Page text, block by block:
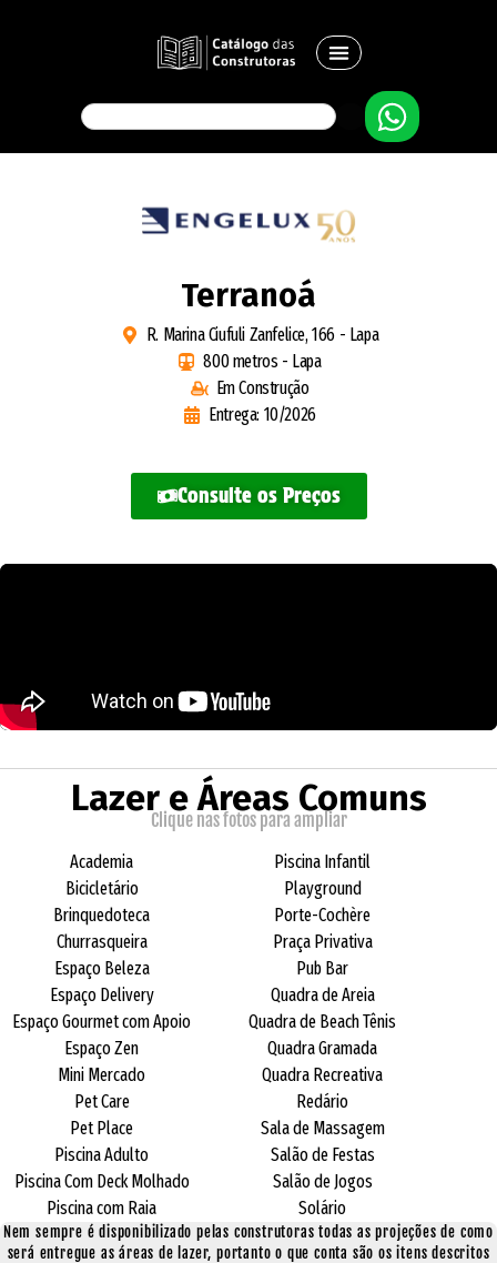
Terranoá
R. Marina Ciufuli Zanfelice, 166 - Lapa
800 metros - Lapa
Em Construção
Entrega: 10/2026
Consulte os Preços
Lazer e Áreas Comuns
Clique nas fotos para ampliar
Academia
Bicicletário
Brinquedoteca
Churrasqueira
Espaço Beleza
Espaço Delivery
Espaço Gourmet com Apoio
Espaço Zen
Mini Mercado
Pet Care
Pet Place
Piscina Adulto
Piscina Com Deck Molhado
Piscina com Raia
Piscina Infantil
Playground
Porte-Cochère
Praça Privativa
Pub Bar
Quadra de Areia
Quadra de Beach Tênis
Quadra Gramada
Quadra Recreativa
Redário
Sala de Massagem
Salão de Festas
Salão de Jogos
Solário
Nem sempre é disponibilizado pelas construtoras todas as projeções de como
será entregue as áreas de lazer, portanto o que conta são os itens descritos